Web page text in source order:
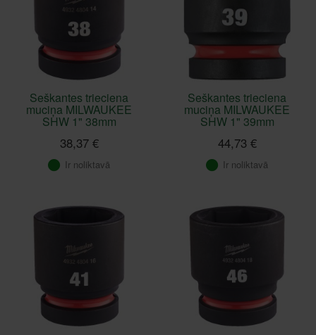
Seškantes trieciena
muciņa MILWAUKEE
SHW 1" 38mm
38,37 €
Ir noliktavā
Seškantes trieciena
muciņa MILWAUKEE
SHW 1" 39mm
44,73 €
Ir noliktavā